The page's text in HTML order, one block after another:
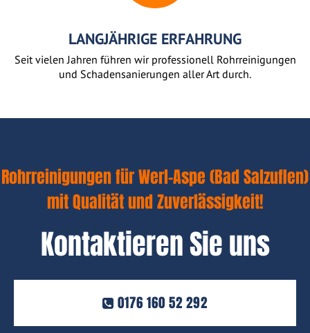
LANGJÄHRIGE ERFAHRUNG
Seit vielen Jahren führen wir professionell Rohrreinigungen
und Schadensanierungen aller Art durch.
Rohrreinigungen für Werl-Aspe (Bad Salzuflen)
mit Qualität und Zuverlässigkeit!
Kontaktieren Sie uns
0176 160 52 292